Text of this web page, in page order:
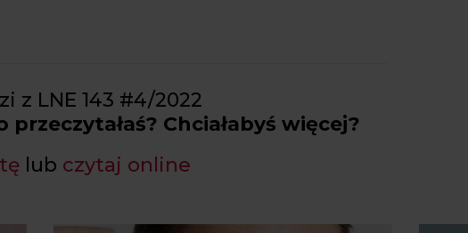
z LNE 143 #4/2022
przeczytałaś? Chciałabyś więcej?
lub czytaj online